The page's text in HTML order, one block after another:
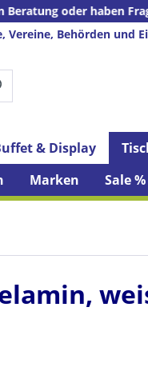
oder haben Fragen zu
Vereine, Behörden und
& Display
Marken Sale %